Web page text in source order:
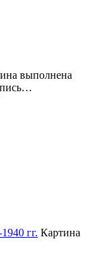
выполнена
гг. Картина